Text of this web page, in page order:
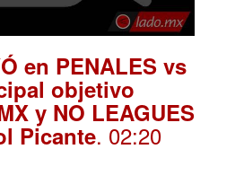
en PENALES vs
objetivo
y NO LEAGUES
Picante. 02:20